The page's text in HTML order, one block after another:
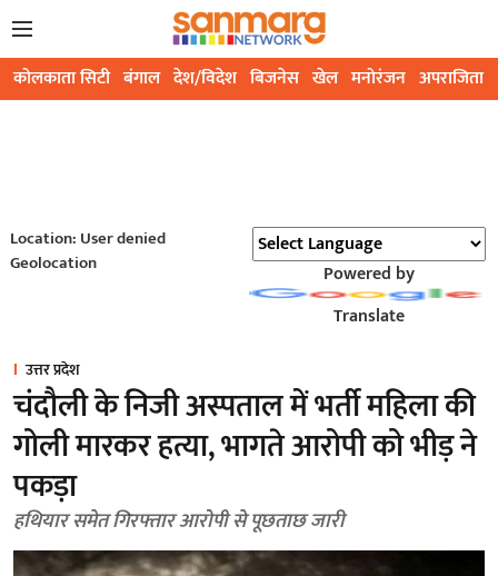
कोलकाता सिटी बंगाल देश/विदेश बिजनेस खेल मनोरंजन अपराजिता
Location: User denied
Geolocation
Powered by
Translate
उत्तर प्रदेश
चंदौली के निजी अस्पताल में भर्ती महिला की
गोली मारकर हत्या, भागते आरोपी को भीड़ ने
पकड़ा
हथियार समेत गिरफ्तार आरोपी से पूछताछ जारी